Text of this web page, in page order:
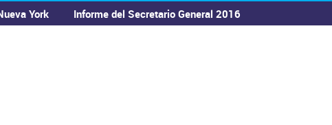
York Informe del Secretario General 2016